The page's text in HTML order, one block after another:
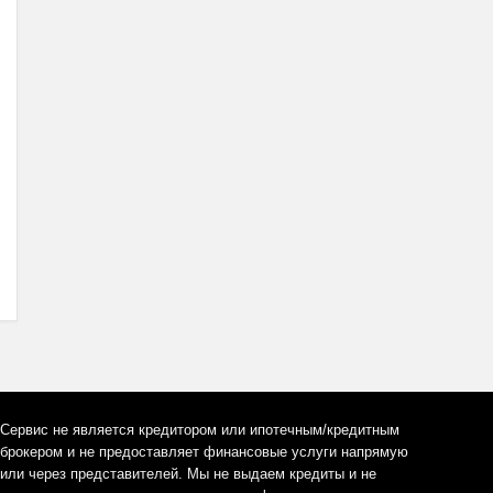
Сервис не является кредитором или ипотечным/кредитным
брокером и не предоставляет финансовые услуги напрямую
или через представителей. Мы не выдаем кредиты и не